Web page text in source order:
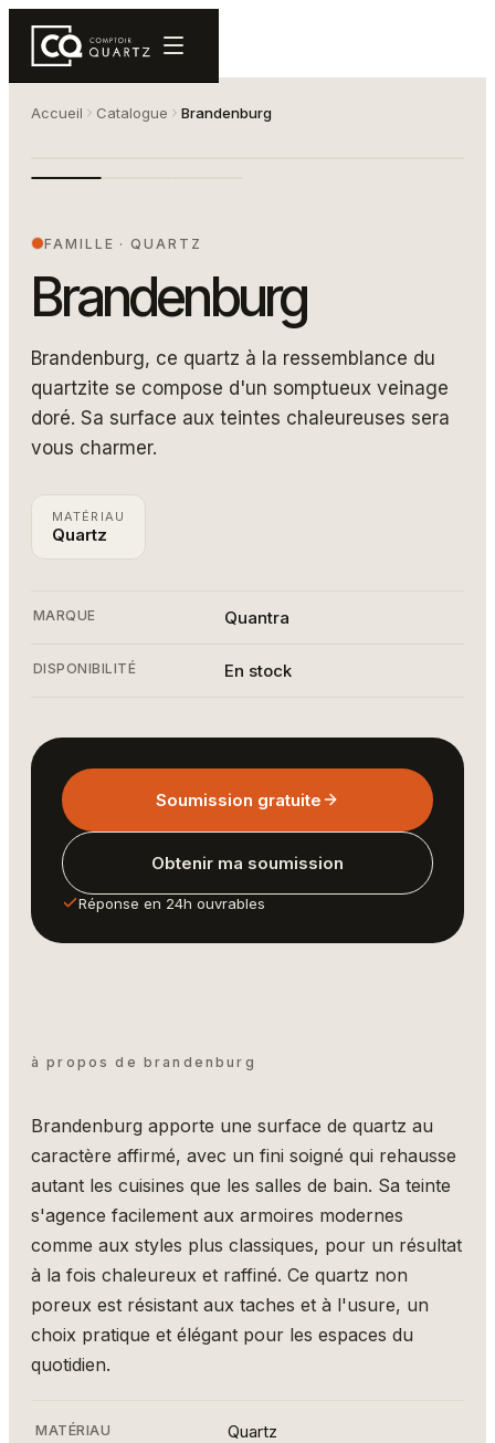
Accueil Catalogue Brandenburg
Comptoir de quartz Brandenburg — Quantra
FAMILLE ·QUARTZ
Brandenburg
Brandenburg, ce quartz à la ressemblance du
quartzite se compose d'un somptueux veinage
doré. Sa surface aux teintes chaleureuses sera
vous charmer.
MATÉRIAU
Quartz
MARQUE Quantra
DISPONIBILITÉ En stock
Soumission gratuite
Obtenir ma soumission
Réponse en 24h ouvrables
à propos de brandenburg
Brandenburg apporte une surface de quartz au
caractère affirmé, avec un fini soigné qui rehausse
autant les cuisines que les salles de bain. Sa teinte
s'agence facilement aux armoires modernes
comme aux styles plus classiques, pour un résultat
à la fois chaleureux et raffiné. Ce quartz non
poreux est résistant aux taches et à l'usure, un
choix pratique et élégant pour les espaces du
quotidien.
MATÉRIAU Quartz